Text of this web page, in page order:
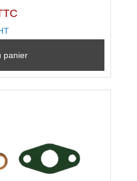
panier